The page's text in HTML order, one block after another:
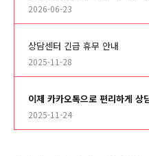
2026-06-23
상담센터 긴급 휴무 안내
2025-11-28
이제 카카오톡으로 편리하게 상
2025-11-24